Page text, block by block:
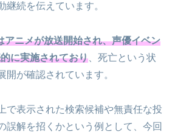
継続を伝えています。
アニメが放送開始され、声優イベン
に実施されており 、死亡という状
開が確認されています。
で表示された検索候補や無責任な投
誤解を招くかという例として、今回